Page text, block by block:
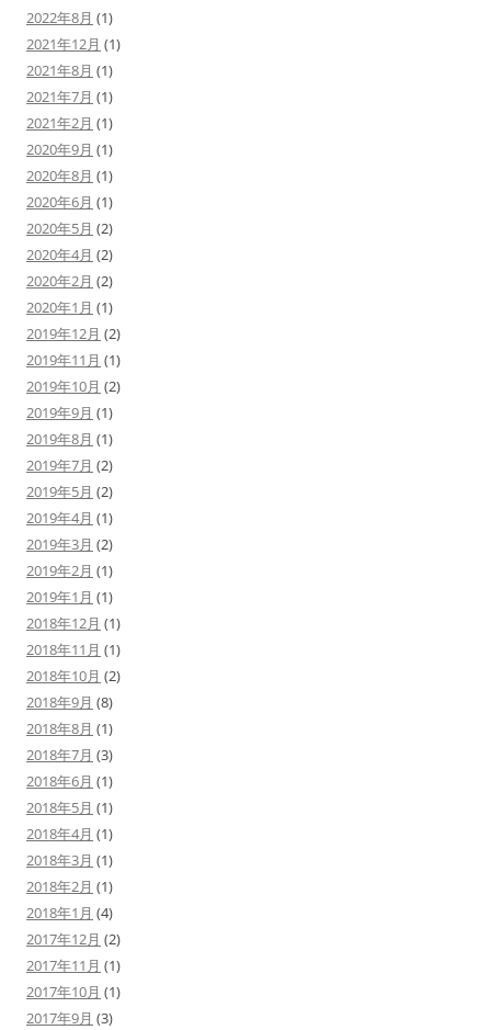
2022年8月 (1)
2021年12月 (1)
2021年8月 (1)
2021年7月 (1)
2021年2月 (1)
2020年9月 (1)
2020年8月 (1)
2020年6月 (1)
2020年5月 (2)
2020年4月 (2)
2020年2月 (2)
2020年1月 (1)
2019年12月 (2)
2019年11月 (1)
2019年10月 (2)
2019年9月 (1)
2019年8月 (1)
2019年7月 (2)
2019年5月 (2)
2019年4月 (1)
2019年3月 (2)
2019年2月 (1)
2019年1月 (1)
2018年12月 (1)
2018年11月 (1)
2018年10月 (2)
2018年9月 (8)
2018年8月 (1)
2018年7月 (3)
2018年6月 (1)
2018年5月 (1)
2018年4月 (1)
2018年3月 (1)
2018年2月 (1)
2018年1月 (4)
2017年12月 (2)
2017年11月 (1)
2017年10月 (1)
2017年9月 (3)